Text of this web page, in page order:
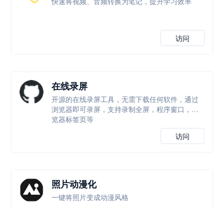
访问
在线录屏
开源的在线录屏工具，无需下载任何软件，通过
浏览器即可录屏，支持录制全屏，程序窗口，浏
览器标签页等
访问
照片动漫化
一键将照片变成动漫风格